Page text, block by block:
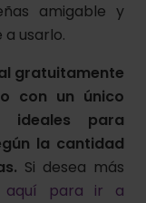
amigable y
usarlo.
gratuitamente
con un único
ideales para
la cantidad
Si desea más
aquí para ir a